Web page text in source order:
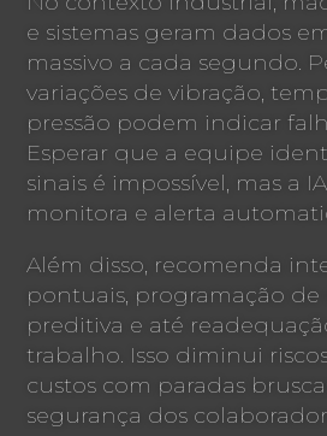
e sistemas geram dados
massivo a cada segundo.
variações de vibração,
pressão podem indicar
Esperar que a equipe
sinais é impossível, mas a
monitora e alerta
Além disso, recomenda
pontuais, programação
preditiva e até
trabalho. Isso diminui
custos com paradas
segurança dos